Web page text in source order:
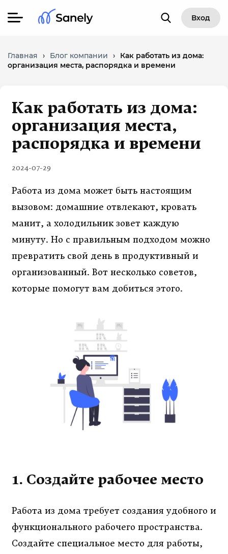
Вход
Главная › Блог компании ›
Как работать из дома:
организация места, распорядка и времени
Как работать из дома:
организация места,
распорядка и времени
2024-07-29
Работа из дома может быть настоящим
вызовом: домашние отвлекают, кровать
манит, а холодильник зовет каждую
минуту. Но с правильным подходом можно
превратить свой день в продуктивный и
организованный. Вот несколько советов,
которые помогут вам добиться этого.
1. Создайте рабочее место
Работа из дома требует создания удобного и
функционального рабочего пространства.
Создайте специальное место для работы,